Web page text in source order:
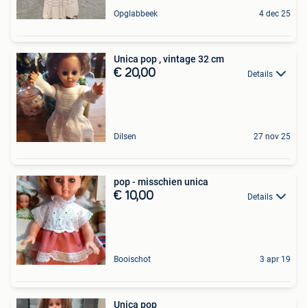
Opglabbeek 4 dec 25
Unica pop , vintage 32 cm
€ 20,00 Details
Dilsen 27 nov 25
pop - misschien unica
€ 10,00 Details
Booischot 3 apr 19
Unica pop